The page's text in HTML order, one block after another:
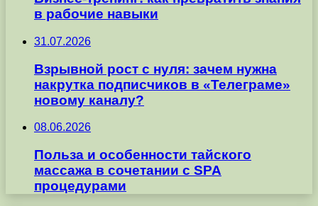
в рабочие навыки
31.07.2026
Взрывной рост с нуля: зачем нужна
накрутка подписчиков в «Телеграме»
новому каналу?
08.06.2026
Польза и особенности тайского
массажа в сочетании с SPA
процедурами